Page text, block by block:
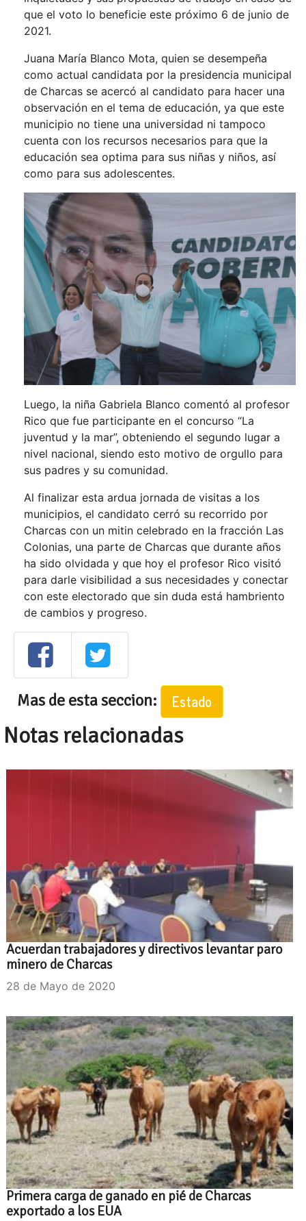
que el voto lo beneficie este próximo 6 de junio de
2021.
Juana María Blanco Mota, quien se desempeña
como actual candidata por la presidencia municipal
de Charcas se acercó al candidato para hacer una
observación en el tema de educación, ya que este
municipio no tiene una universidad ni tampoco
cuenta con los recursos necesarios para que la
educación sea optima para sus niñas y niños, así
como para sus adolescentes.
Luego, la niña Gabriela Blanco comentó al profesor
Rico que fue participante en el concurso “La
juventud y la mar”, obteniendo el segundo lugar a
nivel nacional, siendo esto motivo de orgullo para
sus padres y su comunidad.
Al finalizar esta ardua jornada de visitas a los
municipios, el candidato cerró su recorrido por
Charcas con un mitin celebrado en la fracción Las
Colonias, una parte de Charcas que durante años
ha sido olvidada y que hoy el profesor Rico visitó
para darle visibilidad a sus necesidades y conectar
con este electorado que sin duda está hambriento
de cambios y progreso.
Mas de esta seccion: Estado
Notas relacionadas
Acuerdan trabajadores y directivos levantar paro
minero de Charcas
28 de Mayo de 2020
Primera carga de ganado en pié de Charcas
exportado a los EUA